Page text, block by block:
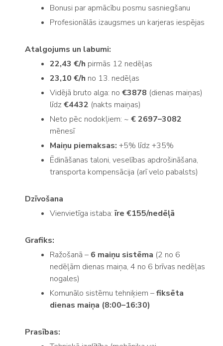
Bonusi par apmācību posmu sasniegšanu
Profesionālās izaugsmes un karjeras iespējas
Atalgojums un labumi:
22,43 €/h pirmās 12 nedēļas
23,10 €/h no 13. nedēļas
Vidējā bruto alga: no €3878 (dienas maiņas)
līdz€4432 (nakts maiņas)
Neto pēc nodokļiem: ~ € 2697–3082
mēnesī
Maiņu piemaksas: +5% līdz +35%
Ēdināšanas taloni, veselības apdrošināšana,
transporta kompensācija (arī velo pabalsts)
Dzīvošana
Vienvietīga istaba: īre €155/nedēļā
Grafiks:
Ražošanā – 6 maiņu sistēma (2 no 6
nedēļām dienas maiņa, 4 no 6 brīvas nedēļas
nogales)
Komunālo sistēmu tehniķiem –fiksēta
dienas maiņa (8:00–16:30)
Prasības: